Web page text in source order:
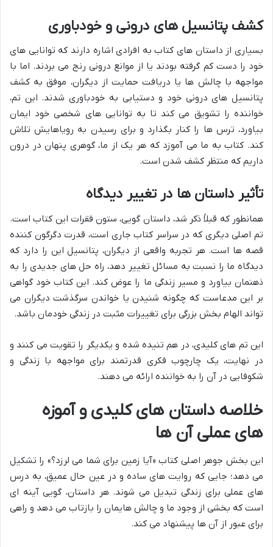
کشف پتانسیل های درونی و خودباوری
بسیاری از داستان های کتاب به افرادی اشاره دارند که توانایی های
خود را دست کم گرفته بودند یا از موانع درونی رنج می بردند. اما با
مواجهه با چالش ها یا دریافت حمایت از دیگران، موفق به کشف
پتانسیل های درونی خود و دستیابی به خودباوری شدند. این تم،
خواننده را تشویق می کند تا به توانایی های شخصی خود ایمان
بیاورد، ترس ها را کنار بگذارد و برای رسیدن به رویاهایش تلاش
کند. کتاب به ما می آموزد که هر یک از ما، گوهری پنهان در درون
داریم که منتظر کشف شدن است.
تأثیر داستان ها در تغییر دیدگاه
همانطور که قبلاً ذکر شد، داستان گویی، ستون فقرات این کتاب است.
تم اصلی دیگری که در سراسر کتاب جاری است، قدرت دگرگون کننده
قصه ها است. هر تجربه واقعی از دیگران، پتانسیل این را دارد که
دیدگاه ما را نسبت به مسائل تغییر دهد، راه حل های جدیدی را به
ذهنمان بیاورد و مسیر زندگی ما را عوض کند. این کتاب خود گواهی
بر این مدعاست که چگونه شنیدن یا خواندن سرگذشت دیگران می
تواند الهام بخش بزرگی برای تغییرات مثبت در زندگی خودمان باشد.
این تم های کلیدی، در هم تنیده شده و یکدیگر را تقویت می کنند و
در نهایت، یک چارچوب فکری قدرتمند برای مواجهه با زندگی و
شکوفایی در آن را به خواننده ارائه می دهند.
خلاصه داستان های کلیدی و آموزه
های عملی آن ها
این بخش جوهر اصلی کتاب «آیا زمین برای شما می لرزد؟» را تشکیل
می دهد؛ جایی که روایت های ساده و در عین حال عمیق، به درس
های عملی برای زندگی تبدیل می شوند. هر داستان، گویی آینه ای
است که بخشی از وجود ما و چالش هایمان را بازتاب می دهد و راهی
برای عبور از آن ها پیشنهاد می کند.